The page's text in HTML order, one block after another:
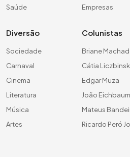
Saúde
Empresas
Diversão
Sociedade
Carnaval
Cinema
Literatura
Música
Artes
Colunistas
Briane
Cátia
Edgar Muza
João Eichbaum
Mateus
Ricardo Peró